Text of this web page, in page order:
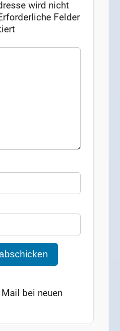
wird nicht
Felder
bei neuen